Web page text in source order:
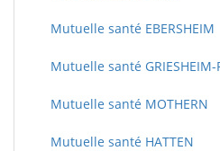
Mutuelle santé EBERSHEIM
Mutuelle santé GRIESHEIM-
Mutuelle santé MOTHERN
Mutuelle santé HATTEN